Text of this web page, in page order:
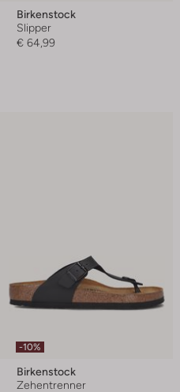
Birkenstock
Slipper
€ 64,99
-10%
Birkenstock
Zehentrenner